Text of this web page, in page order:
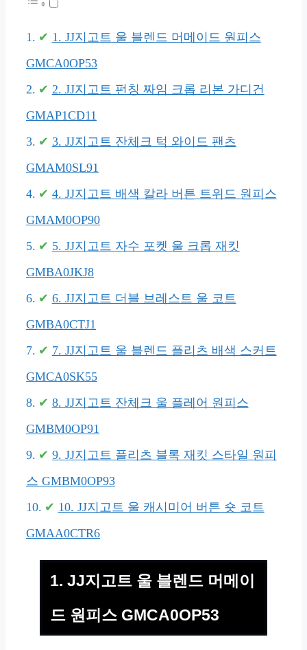
1. JJ지고트 울 블렌드 머메이드 원피스
GMCA0OP53
2. JJ지고트 펀칭 짜임 크롭 리본 가디건
GMAP1CD11
3. JJ지고트 잔체크 턱 와이드 팬츠
GMAM0SL91
4. JJ지고트 배색 칼라 버튼 트위드 원피스
GMAM0OP90
5. JJ지고트 자수 포켓 울 크롭 재킷
GMBA0JKJ8
6. JJ지고트 더블 브레스트 울 코트
GMBA0CTJ1
7. JJ지고트 울 블렌드 플리츠 배색 스커트
GMCA0SK55
8. JJ지고트 잔체크 울 플레어 원피스
GMBM0OP91
9. JJ지고트 플리츠 블록 재킷 스타일 원피
스 GMBM0OP93
10. JJ지고트 울 캐시미어 버튼 숏 코트
GMAA0CTR6
1. JJ지고트 울 블렌드 머메이
드 원피스 GMCA0OP53